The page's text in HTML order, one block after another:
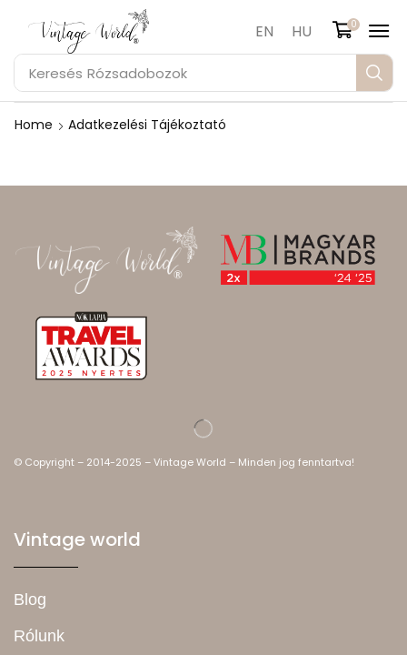
Keresés Rózsadobozok
EN HU 0
Home Adatkezelési Tájékoztató
© Copyright – 2014-2025 – Vintage World – Minden jog fenntartva!
Vintage world
Blog
Rólunk